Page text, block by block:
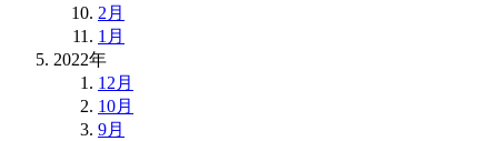
2月
1月
2022年
12月
10月
9月